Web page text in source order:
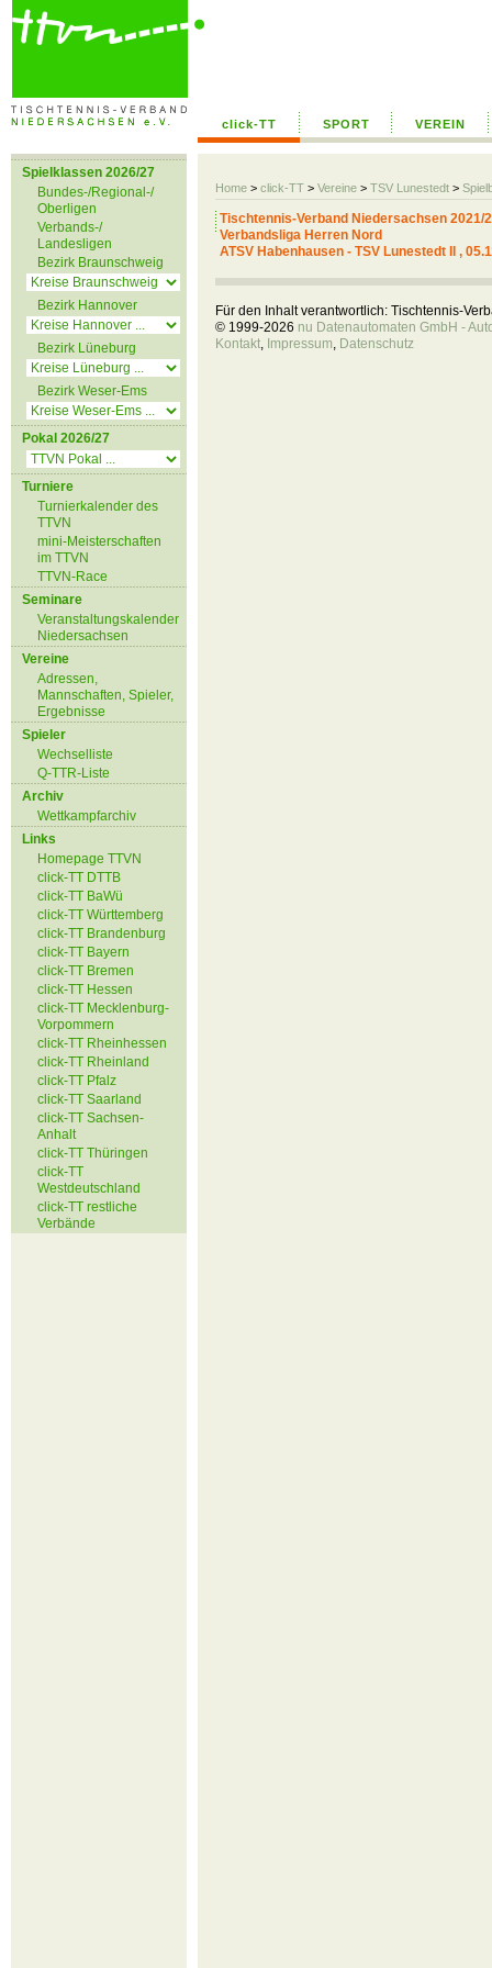
click-TT SPORT VEREIN
Home > click-TT > Vereine > TSV Lunestedt >
Spielklassen 2026/27
Bundes-/Regional-/
Oberligen
Verbands-/
Landesligen
Bezirk Braunschweig
Bezirk Hannover
Bezirk Lüneburg
Bezirk Weser-Ems
Pokal 2026/27
Turniere
Turnierkalender des
TTVN
mini-Meisterschaften
im TTVN
TTVN-Race
Seminare
Veranstaltungskalender
Niedersachsen
Vereine
Adressen,
Mannschaften, Spieler,
Ergebnisse
Spieler
Wechselliste
Q-TTR-Liste
Archiv
Wettkampfarchiv
Links
Homepage TTVN
click-TT DTTB
click-TT BaWü
click-TT Württemberg
click-TT Brandenburg
click-TT Bayern
click-TT Bremen
click-TT Hessen
click-TT Mecklenburg-
Vorpommern
click-TT Rheinhessen
click-TT Rheinland
click-TT Pfalz
click-TT Saarland
click-TT Sachsen-
Anhalt
click-TT Thüringen
click-TT
Westdeutschland
click-TT restliche
Verbände
Tischtennis-Verband Niedersachsen 2021/
Verbandsliga Herren Nord
ATSV Habenhausen - TSV Lunestedt II ,
Für den Inhalt verantwortlich: Tischtennis-
© 1999-2026 nu Datenautomaten GmbH -
Kontakt, Impressum, Datenschutz